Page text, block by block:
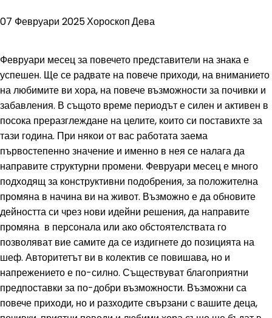
07 Февруари 2025ХороскопДева
Февруари месец за повечето представители на знака е
успешен. Ще се радвате на повече приходи, на вниманието
на любимите ви хора, на повече възможности за почивки и
забавления. В същото време периодът е силен и активен в
посока преразглеждане на целите, които си поставихте за
тази година. При някои от вас работата заема
първостепенно значение и именно в нея се налага да
направите структурни промени. Февруари месец е много
подходящ за конструктивни подобрения, за положителна
промяна в начина ви на живот. Възможно е да обновите
дейността си чрез нови идейни решения, да направите
промяна в персонала или ако обстоятелствата го
позволяват вие самите да се издигнете до позицията на
шеф. Авторитетът ви в колектив се повишава, но и
напрежението е по-силно. Съществуват благоприятни
предпоставки за по-добри възможности. Възможни са
повече приходи, но и разходите свързани с вашите деца,